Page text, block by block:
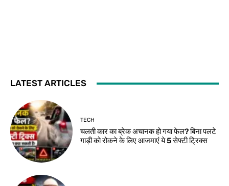
LATEST ARTICLES
TECH
चलती कार का ब्रेक अचानक हो गया फेल? बिना पलटे
गाड़ी को रोकने के लिए आजमाएं ये 5 सेफ्टी ट्रिक्स